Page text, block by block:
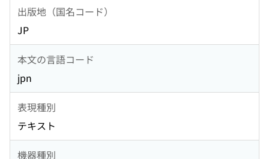
出版地（国名コード）
JP
本文の言語コード
jpn
表現種別
テキスト
機器種別